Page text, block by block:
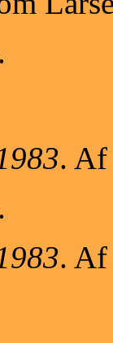
. Af
. Af